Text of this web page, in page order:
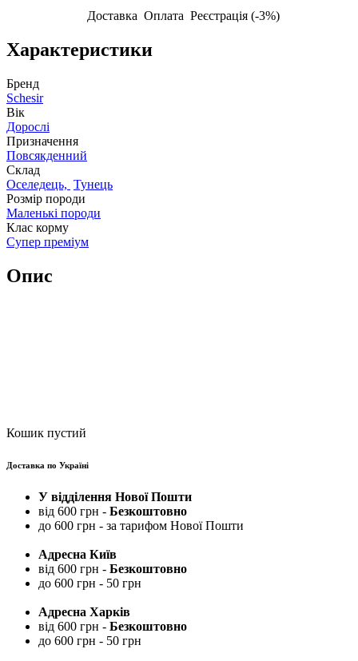
Доставка Оплата Реєстрація (-3%)
Характеристики
Бренд
Schesir
Вік
Дорослі
Призначення
Повсякденний
Склад
Оселедець, Тунець
Розмір породи
Маленькі породи
Клас корму
Супер преміум
Опис
Кошик пустий
Доставка по Україні
У відділення Нової Пошти
від 600 грн - Безкоштовно
до 600 грн - за тарифом Нової Пошти
Адресна Київ
від 600 грн - Безкоштовно
до 600 грн - 50 грн
Адресна Харків
від 600 грн - Безкоштовно
до 600 грн - 50 грн